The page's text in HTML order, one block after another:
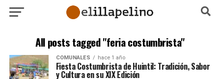
All posts tagged "feria costumbrista"
COMUNALES hace 1 año
Fiesta Costumbrista de Huintil: Tradición, Sabor
y Cultura en su XIX Edición